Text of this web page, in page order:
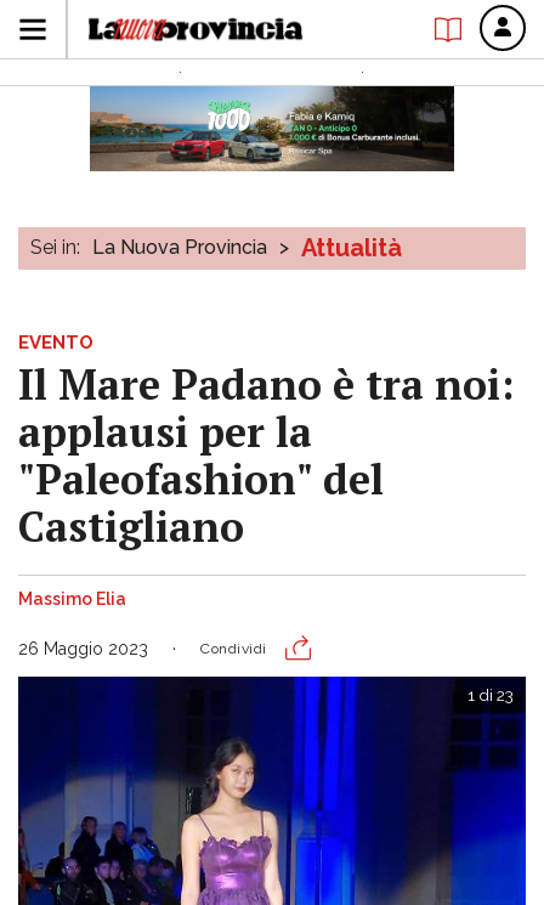
Sei in: La Nuova Provincia > Attualità
EVENTO
Il Mare Padano è tra noi:
applausi per la
"Paleofashion" del
Castigliano
Massimo Elia
26 Maggio 2023 Condividi
1 di 23